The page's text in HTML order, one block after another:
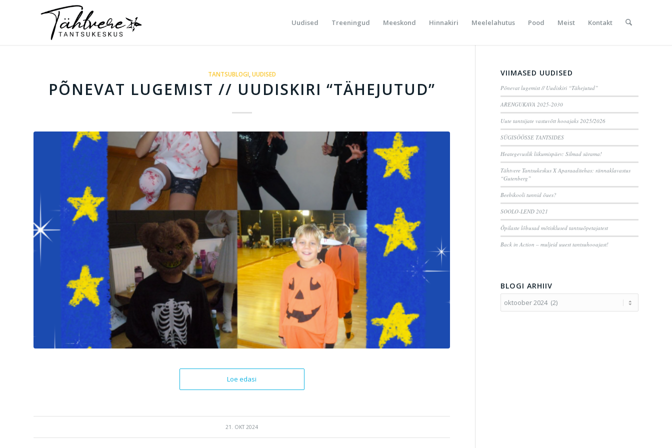
Uudised Treeningud Meeskond Hinnakiri Meelelahutus Pood Meist Kontakt
TANTSUBLOGI UUDISED
PÕNEVAT LUGEMIST // UUDISKIRI “TÄHEJUTUD”
Loe edasi
21. OKT 2024
VIIMASED UUDISED
Põnevat lugemist // Uudiskiri “Tähejutud”
ARENGUKAVA 2025-2030
Uute tantsijate vastuvõtt hooajaks 2025/2026
SÜGISÖÖSSE TANTSIDES
Heategevuslik liikumispäev: Silmad särama!
Tähtvere Tantsukeskus X Aparaaditehas: rännaklavastus
“Gutenberg”
Beebikooli tunnid õues?
SOOLO-LEND 2021
Õpilaste lõbusad mõtisklused tantsuõpetajatest
Back in Action – muljeid uuest tantsuhooajast!
BLOGI ARHIIV